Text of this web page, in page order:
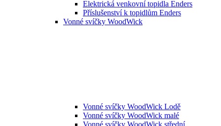
Elektrická venkovní topidla Enders
Příslušenství k topidlům Enders
Vonné svíčky WoodWick
Vonné svíčky WoodWick Lodě
Vonné svíčky WoodWick malé
Vonné svíčky WoodWick střední